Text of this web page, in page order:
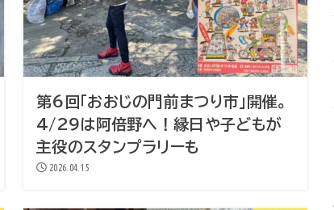
第6回「おおじの門前まつり市」開催。
4/29は阿倍野へ！縁日や子どもが
主役のスタンプラリーも
2026.04.15